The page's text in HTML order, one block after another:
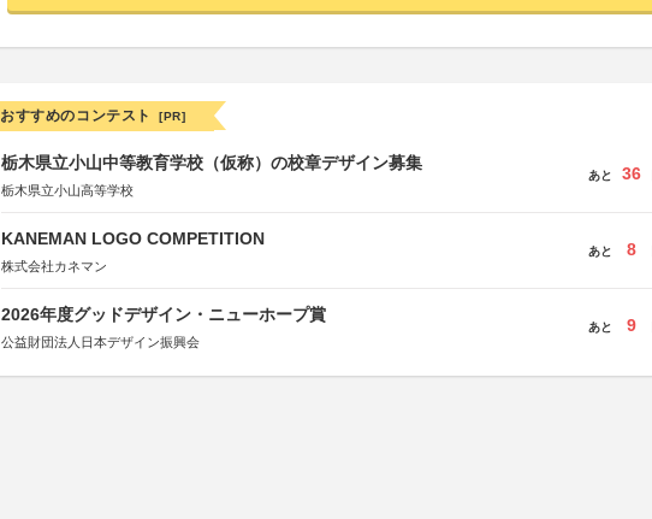
おすすめのコンテスト [PR]
栃木県立小山中等教育学校（仮称）の校章デザイン募集
栃木県立小山高等学校
あと 36
KANEMAN LOGO COMPETITION
株式会社カネマン
あと 8
2026年度グッドデザイン・ニューホープ賞
公益財団法人日本デザイン振興会
あと 9